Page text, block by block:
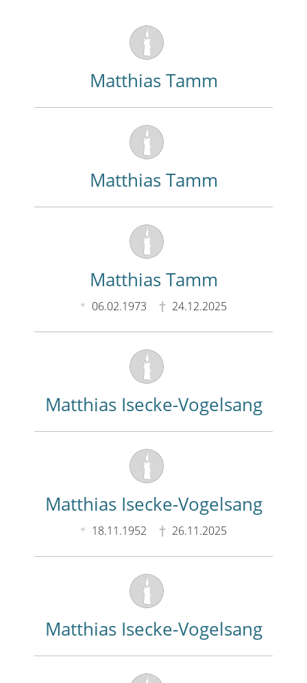
Matthias Tamm
Matthias Tamm
Matthias Tamm
06.02.1973 24.12.2025
Matthias Isecke-Vogelsang
Matthias Isecke-Vogelsang
18.11.1952 26.11.2025
Matthias Isecke-Vogelsang